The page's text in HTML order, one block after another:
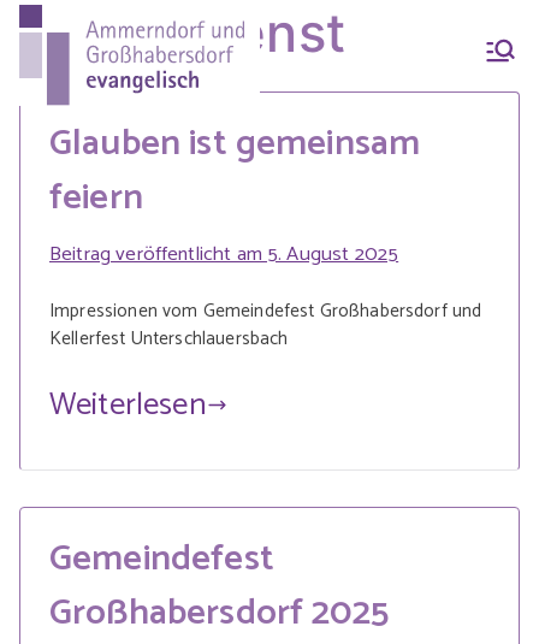
Zum
Inhalt
Ammern
dorf &
Großhab
ersdorf
evangeli
sch
Großhabersdorf
Gottesdienst
Glauben ist gemeinsam
feiern
Beitrag veröffentlicht am5. August 2025
Impressionen vom Gemeindefest Großhabersdorf und
Kellerfest Unterschlauersbach
Weiterlesen
Gemeindefest
Großhabersdorf 2025